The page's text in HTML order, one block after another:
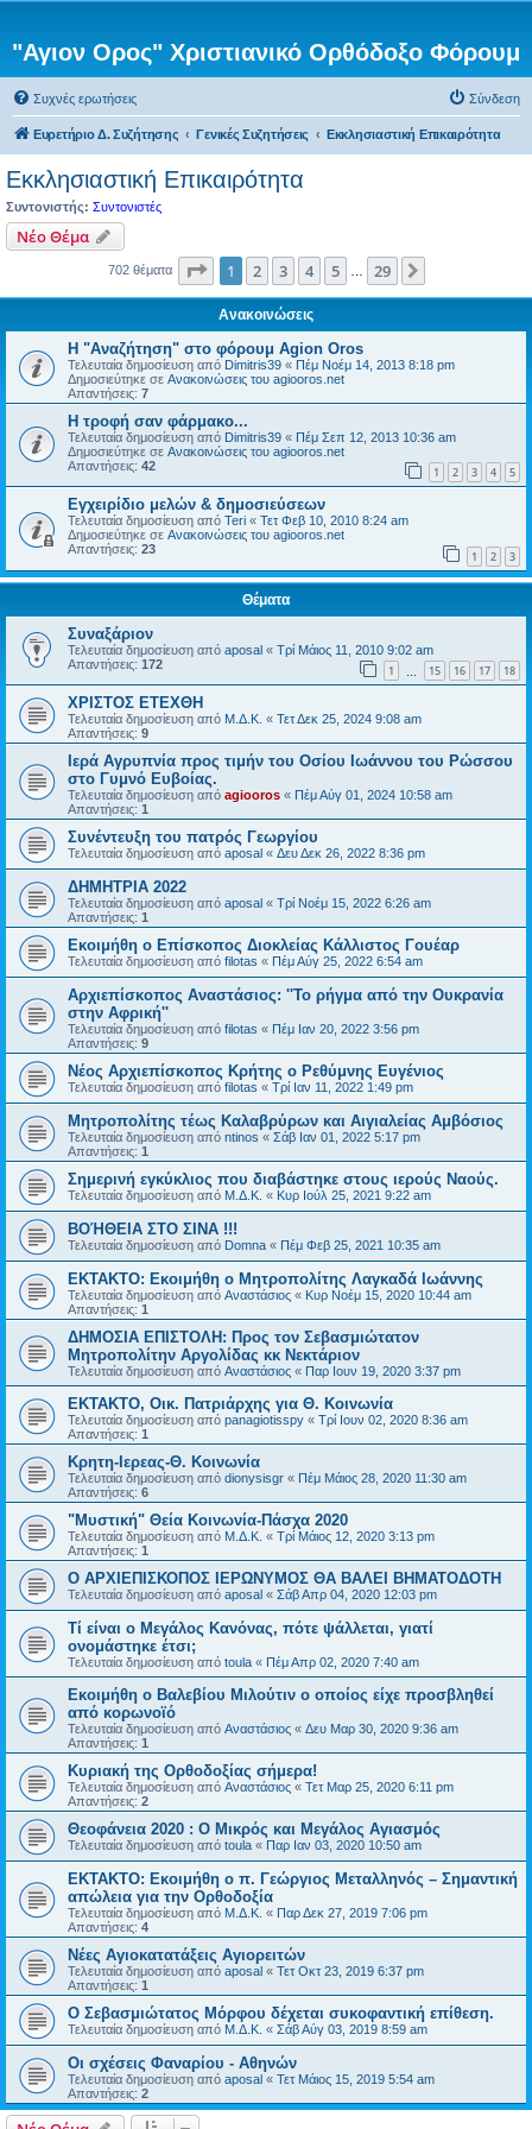
"Αγιον Ορος" Χριστιανικό Ορθόδοξο Φόρουμ
Συχνές ερωτήσεις Σύνδεση
Ευρετήριο Δ. Συζήτησης Γενικές Συζητήσεις Εκκλησιαστική Επικαιρότητα
Εκκλησιαστική Επικαιρότητα
Συντονιστής: Συντονιστές
Νέο Θέμα
702 θέματα Σελίδα από29
1 2 3 4 5 29
Ανακοινώσεις
Η "Αναζήτηση" στο φόρουμ Agion Oros
Τελευταία δημοσίευση από Dimitris39 « Πέμ Νοέμ 14, 2013 8:18 pm
Δημοσιεύτηκε σε Ανακοινώσεις του agiooros.net
Απαντήσεις: 7
H τροφή σαν φάρμακο...
Τελευταία δημοσίευση από Dimitris39 « Πέμ Σεπ 12, 2013 10:36 am
Δημοσιεύτηκε σε Ανακοινώσεις του agiooros.net
Απαντήσεις: 42 1 2 3 4 5
Εγχειρίδιο μελών & δημοσιεύσεων
Τελευταία δημοσίευση από Teri « Τετ Φεβ 10, 2010 8:24 am
Δημοσιεύτηκε σε Ανακοινώσεις του agiooros.net
Απαντήσεις: 23 1 2 3
Θέματα
Συναξάριον
Τελευταία δημοσίευση από aposal « Τρί Μάιος 11, 2010 9:02 am
Απαντήσεις: 172 1 15 16 17 18
ΧΡΙΣΤΟΣ ΕΤΕΧΘΗ
Τελευταία δημοσίευση από Μ.Δ.Κ. « Τετ Δεκ 25, 2024 9:08 am
Απαντήσεις: 9
Ιερά Αγρυπνία προς τιμήν του Οσίου Ιωάννου του Ρώσσου
στο Γυμνό Ευβοίας.
Τελευταία δημοσίευση από agiooros « Πέμ Αύγ 01, 2024 10:58 am
Απαντήσεις: 1
Συνέντευξη του πατρός Γεωργίου
Τελευταία δημοσίευση από aposal « Δευ Δεκ 26, 2022 8:36 pm
ΔΗΜΗΤΡΙΑ 2022
Τελευταία δημοσίευση από aposal « Τρί Νοέμ 15, 2022 6:26 am
Απαντήσεις: 1
Εκοιμήθη ο Επίσκοπος Διοκλείας Κάλλιστος Γουέαρ
Τελευταία δημοσίευση από filotas « Πέμ Αύγ 25, 2022 6:54 am
Αρχιεπίσκοπος Αναστάσιος: ''Το ρήγμα από την Ουκρανία
στην Αφρική''
Τελευταία δημοσίευση από filotas « Πέμ Ιαν 20, 2022 3:56 pm
Απαντήσεις: 9
Νέος Αρχιεπίσκοπος Κρήτης ο Ρεθύμνης Ευγένιος
Τελευταία δημοσίευση από filotas « Τρί Ιαν 11, 2022 1:49 pm
Μητροπολίτης τέως Καλαβρύρων και Αιγιαλείας Αμβόσιος
Τελευταία δημοσίευση από ntinos « Σάβ Ιαν 01, 2022 5:17 pm
Απαντήσεις: 1
Σημερινή εγκύκλιος που διαβάστηκε στους ιερούς Ναούς.
Τελευταία δημοσίευση από Μ.Δ.Κ. « Κυρ Ιούλ 25, 2021 9:22 am
ΒΟΉΘΕΙΑ ΣΤΟ ΣΙΝΑ !!!
Τελευταία δημοσίευση από Domna « Πέμ Φεβ 25, 2021 10:35 am
ΕΚΤΑΚΤΟ: Εκοιμήθη ο Μητροπολίτης Λαγκαδά Ιωάννης
Τελευταία δημοσίευση από Αναστάσιος « Κυρ Νοέμ 15, 2020 10:44 am
Απαντήσεις: 1
ΔΗΜΟΣΙΑ ΕΠΙΣΤΟΛΗ: Προς τον Σεβασμιώτατον
Μητροπολίτην Αργολίδας κκ Νεκτάριον
Τελευταία δημοσίευση από Αναστάσιος « Παρ Ιουν 19, 2020 3:37 pm
ΕΚΤΑΚΤΟ, Οικ. Πατριάρχης για Θ. Κοινωνία
Τελευταία δημοσίευση από panagiotisspy « Τρί Ιουν 02, 2020 8:36 am
Απαντήσεις: 1
Κρητη-Ιερεας-Θ. Κοινωνία
Τελευταία δημοσίευση από dionysisgr « Πέμ Μάιος 28, 2020 11:30 am
Απαντήσεις: 6
"Μυστική" Θεία Κοινωνία-Πάσχα 2020
Τελευταία δημοσίευση από Μ.Δ.Κ. « Τρί Μάιος 12, 2020 3:13 pm
Απαντήσεις: 1
Ο ΑΡΧΙΕΠΙΣΚΟΠΟΣ ΙΕΡΩΝΥΜΟΣ ΘΑ ΒΑΛΕΙ ΒΗΜΑΤΟΔΟΤΗ
Τελευταία δημοσίευση από aposal « Σάβ Απρ 04, 2020 12:03 pm
Τί είναι ο Μεγάλος Κανόνας, πότε ψάλλεται, γιατί
ονομάστηκε έτσι;
Τελευταία δημοσίευση από toula « Πέμ Απρ 02, 2020 7:40 am
Εκοιμήθη ο Βαλεβίου Μιλούτιν ο οποίος είχε προσβληθεί
από κορωνοϊό
Τελευταία δημοσίευση από Αναστάσιος « Δευ Μαρ 30, 2020 9:36 am
Απαντήσεις: 1
Κυριακή της Ορθοδοξίας σήμερα!
Τελευταία δημοσίευση από Αναστάσιος « Τετ Μαρ 25, 2020 6:11 pm
Απαντήσεις: 2
Θεοφάνεια 2020 : Ο Μικρός και Μεγάλος Αγιασμός
Τελευταία δημοσίευση από toula « Παρ Ιαν 03, 2020 10:50 am
ΕΚΤΑΚΤΟ: Εκοιμήθη ο π. Γεώργιος Μεταλληνός – Σημαντική
απώλεια για την Ορθοδοξία
Τελευταία δημοσίευση από Μ.Δ.Κ. « Παρ Δεκ 27, 2019 7:06 pm
Απαντήσεις: 4
Νέες Αγιοκατατάξεις Αγιορειτών
Τελευταία δημοσίευση από aposal « Τετ Οκτ 23, 2019 6:37 pm
Απαντήσεις: 1
O Σεβασμιώτατος Μόρφου δέχεται συκοφαντική επίθεση.
Τελευταία δημοσίευση από Μ.Δ.Κ. « Σάβ Αύγ 03, 2019 8:59 am
Οι σχέσεις Φαναρίου - Αθηνών
Τελευταία δημοσίευση από aposal « Τετ Μάιος 15, 2019 5:54 am
Απαντήσεις: 2